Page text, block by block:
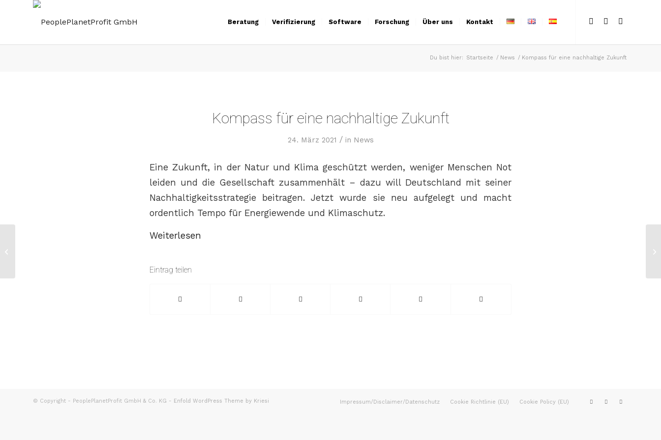
Beratung Verifizierung Software Forschung Über uns Kontakt
Du bist hier: Startseite / News / Kompass für eine nachhaltige Zukunft
Kompass für eine nachhaltige Zukunft
24. März 2021 / in News
Eine Zukunft, in der Natur und Klima geschützt werden, weniger Menschen Not
leiden und die Gesellschaft zusammenhält – dazu will Deutschland mit seiner
Nachhaltigkeitsstrategie beitragen. Jetzt wurde sie neu aufgelegt und macht
ordentlich Tempo für Energiewende und Klimaschutz.
Weiterlesen
Eintrag teilen
© Copyright - PeoplePlanetProfit GmbH & Co. KG - Enfold WordPress Theme by Kriesi Impressum/Disclaimer/Datenschutz Cookie Richtlinie (EU) Cookie Policy (EU)